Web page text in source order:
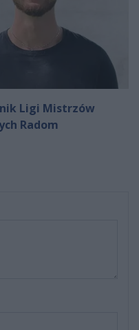
Ligi Mistrzów
Radom